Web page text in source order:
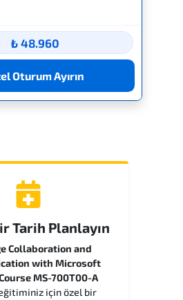
₺ 48.960
Oturum Ayırın
Tarih Planlayın
Collaboration and
with Microsoft
MS-700T00-A
için özel bir